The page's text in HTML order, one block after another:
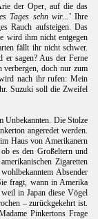
der Oper, auf die das
Tages sehn wir...’ Ihre
Rauch aufsteigen. Das
wird ihm nicht entgegen
fällt ihr nicht schwer.
er sagen? Aus der Ferne
doch nur zum
nach ihr rufen: Mein
Suzuki soll die Zweifel
Unbekannten. Die Stolze
angeredet werden.
Haus von Amerikanern
es den Großeltern und
Zigaretten
Absender
fragt, wann in Amerika
in Japan diese Vögel
– zurückgekehrt ist.
Pinkertons Frage